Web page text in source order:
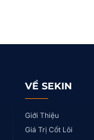
VỀ SEKIN
Giới Thiệu
Giá Trị Cốt Lõi